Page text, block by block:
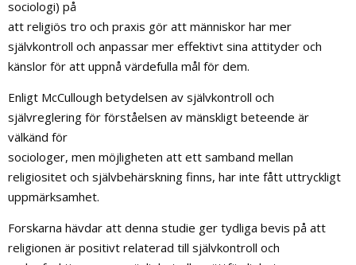
sociologi) på
att religiös tro och praxis gör att människor har mer
självkontroll och anpassar mer effektivt sina attityder och
känslor för att uppnå värdefulla mål för dem.
Enligt McCullough betydelsen av självkontroll och
självreglering för förståelsen av mänskligt beteende är
välkänd för
sociologer, men möjligheten att ett samband mellan
religiositet och självbehärskning finns, har inte fått uttryckligt
uppmärksamhet.
Forskarna hävdar att denna studie ger tydliga bevis på att
religionen är positivt relaterad till självkontroll och